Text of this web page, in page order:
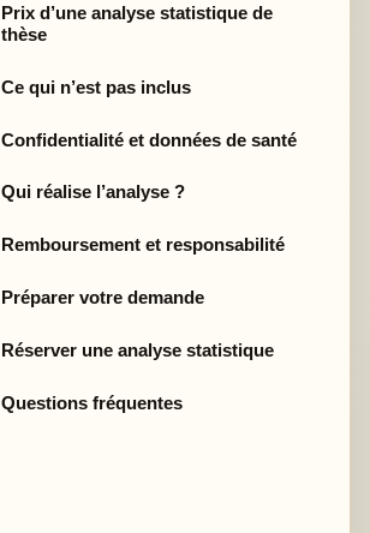
Prix d’une analyse statistique de
thèse
Ce qui n’est pas inclus
Confidentialité et données de santé
Qui réalise l’analyse ?
Remboursement et responsabilité
Préparer votre demande
Réserver une analyse statistique
Questions fréquentes